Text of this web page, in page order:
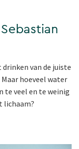
van de juiste
hoeveel water
te veel en te weinig
lichaam?